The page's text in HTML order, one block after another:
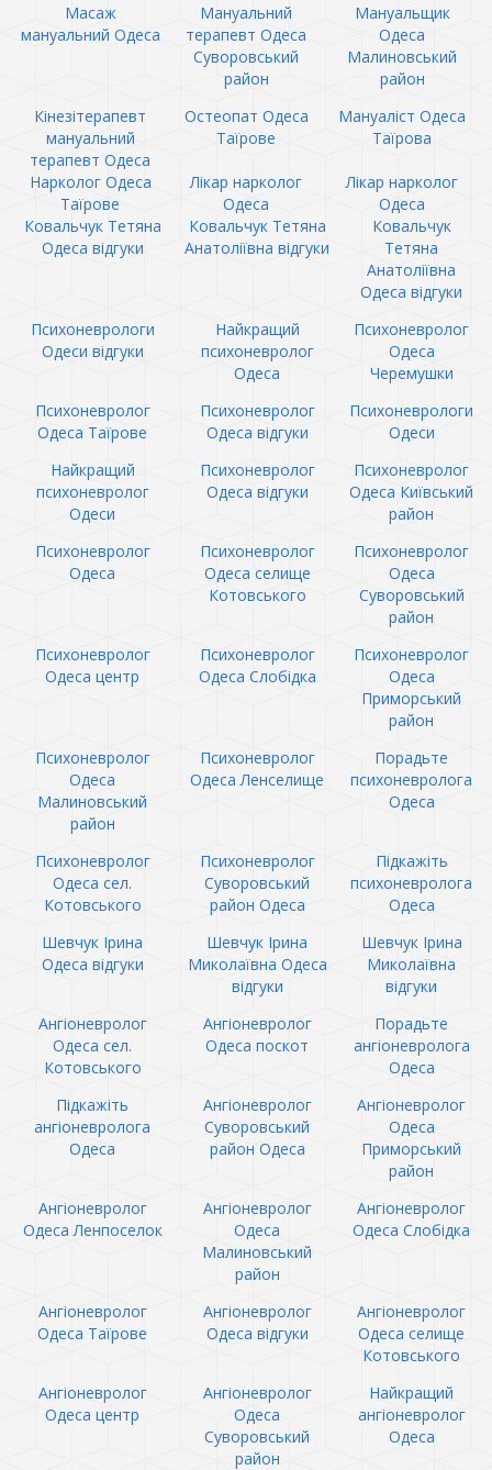
Масаж
мануальний Одеса
Мануальний
терапевт Одеса
Суворовський
район
Мануальщик
Одеса
Малиновський
район
Кінезітерапевт
мануальний
терапевт Одеса
Остеопат Одеса
Таїрове
Мануаліст Одеса
Таїрова
Нарколог Одеса
Таїрове
Лікар нарколог
Одеса
Лікар нарколог
Одеса
Ковальчук Тетяна
Одеса відгуки
Ковальчук Тетяна
Анатоліївна відгуки
Ковальчук
Тетяна
Анатоліївна
Одеса відгуки
Психоневрологи
Одеси відгуки
Найкращий
психоневролог
Одеса
Психоневролог
Одеса
Черемушки
Психоневролог
Одеса Таїрове
Психоневролог
Одеса відгуки
Психоневрологи
Одеси
Найкращий
психоневролог
Одеси
Психоневролог
Одеса відгуки
Психоневролог
Одеса Київський
район
Психоневролог
Одеса
Психоневролог
Одеса селище
Котовського
Психоневролог
Одеса
Суворовський
район
Психоневролог
Одеса центр
Психоневролог
Одеса Слобідка
Психоневролог
Одеса
Приморський
район
Психоневролог
Одеса
Малиновський
район
Психоневролог
Одеса Ленселище
Порадьте
психоневролога
Одеса
Психоневролог
Одеса сел.
Котовського
Психоневролог
Суворовський
район Одеса
Підкажіть
психоневролога
Одеса
Шевчук Ірина
Одеса відгуки
Шевчук Ірина
Миколаївна Одеса
відгуки
Шевчук Ірина
Миколаївна
відгуки
Ангіоневролог
Одеса сел.
Котовського
Ангіоневролог
Одеса поскот
Порадьте
ангіоневролога
Одеса
Підкажіть
ангіоневролога
Одеса
Ангіоневролог
Суворовський
район Одеса
Ангіоневролог
Одеса
Приморський
район
Ангіоневролог
Одеса Ленпоселок
Ангіоневролог
Одеса
Малиновський
район
Ангіоневролог
Одеса Слобідка
Ангіоневролог
Одеса Таїрове
Ангіоневролог
Одеса відгуки
Ангіоневролог
Одеса селище
Котовського
Ангіоневролог
Одеса центр
Ангіоневролог
Одеса
Суворовський
район
Найкращий
ангіоневролог
Одеса